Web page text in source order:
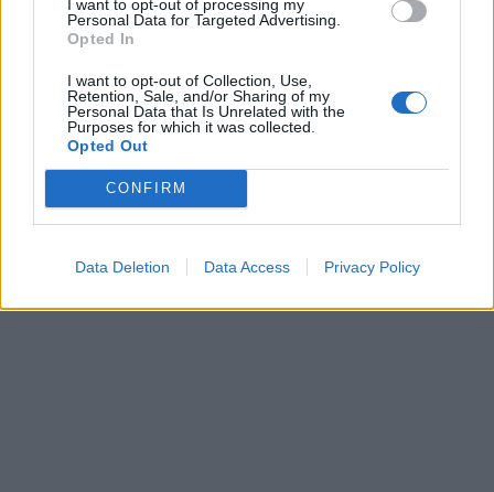
I want to opt-out of processing my
Personal Data for Targeted Advertising.
Opted In
I want to opt-out of Collection, Use,
Retention, Sale, and/or Sharing of my
Personal Data that Is Unrelated with the
Purposes for which it was collected.
Opted Out
CONFIRM
Data Deletion Data Access Privacy Policy
ΤΕΛΕΥΤΑΙΟ ΤΕΥΧΟΣ
Περιεχόμενα τεύχους